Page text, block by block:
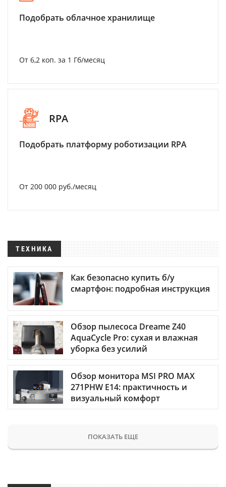
Подобрать облачное хранилище
От 6,2 коп. за 1 Гб/месяц
RPA
Подобрать платформу роботизации RPA
От 200 000 руб./месяц
ТЕХНИКА
Как безопасно купить б/у
смартфон: подробная инструкция
Обзор пылесоса Dreame Z40
AquaCycle Pro: сухая и влажная
уборка без усилий
Обзор монитора MSI PRO MAX
271PHW E14: практичность и
визуальный комфорт
ПОКАЗАТЬ ЕЩЕ